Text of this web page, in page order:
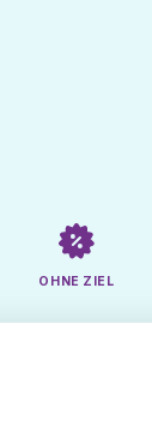
OHNE ZIEL